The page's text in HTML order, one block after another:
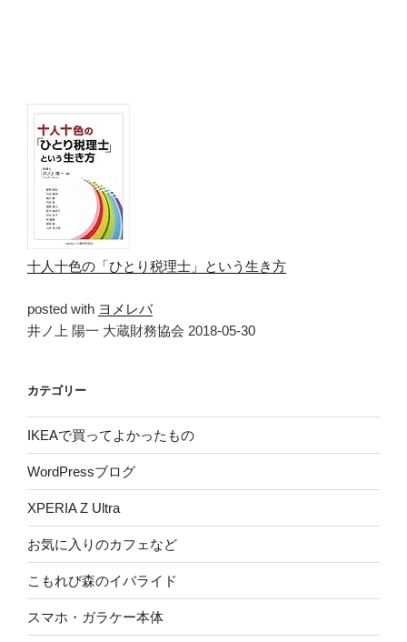
十人十色の「ひとり税理士」という生き方
posted with ヨメレバ
井ノ上 陽一 大蔵財務協会 2018-05-30
カテゴリー
IKEAで買ってよかったもの
WordPressブログ
XPERIA Z Ultra
お気に入りのカフェなど
こもれび森のイバライド
スマホ・ガラケー本体